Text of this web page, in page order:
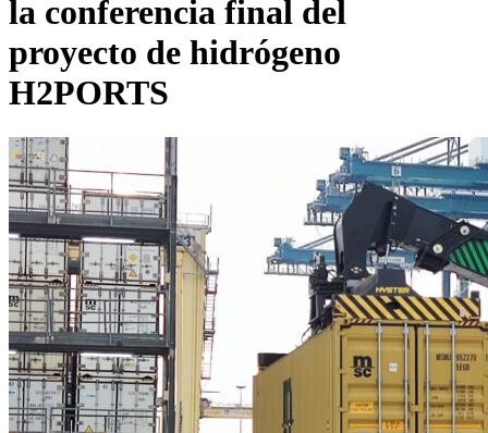
la conferencia final del
proyecto de hidrógeno
H2PORTS